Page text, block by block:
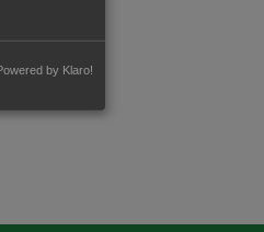
by Klaro!